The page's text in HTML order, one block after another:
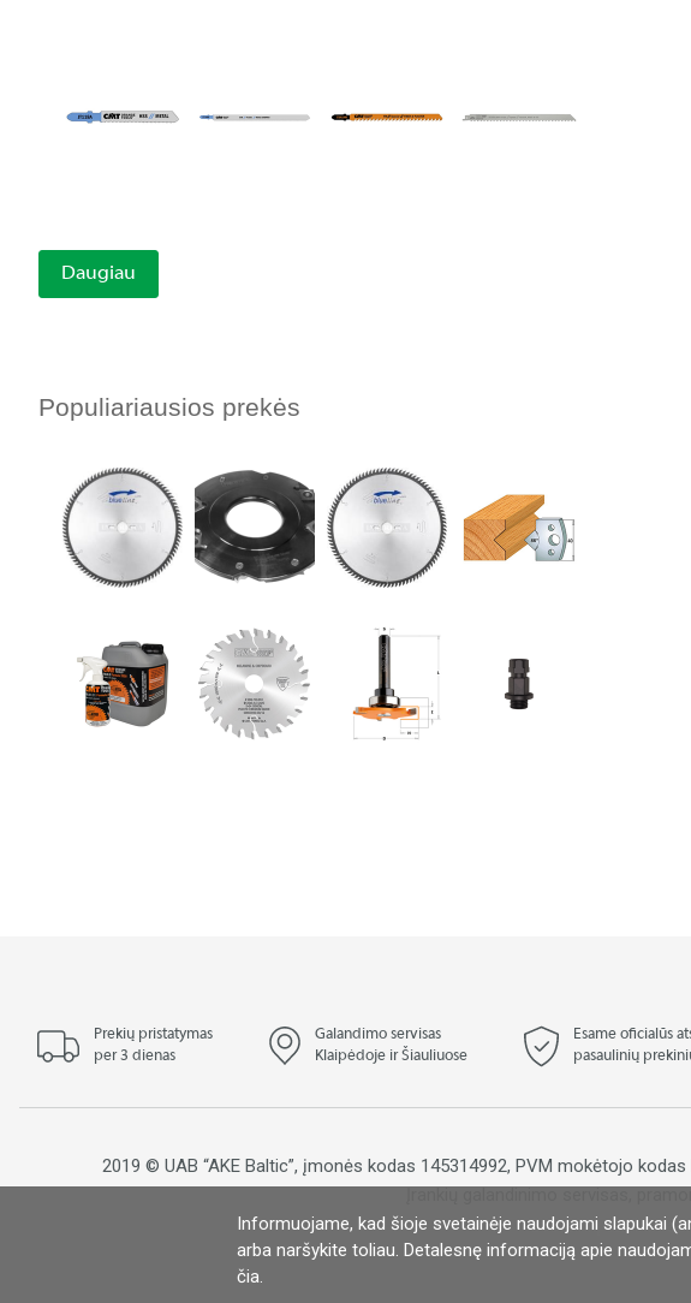
Informuojame, kad šioje svetainėje naudojami slapukai
arba naršykite toliau. Detalesnę informaciją apie
čia.
Daugiau
Populiariausios prekės
Prekių pristatymas
per 3 dienas
Galandimo servisas
Klaipėdoje ir Šiauliuose
Esame oficialūs
pasaulinių
2019 © UAB “AKE Baltic”, įmonės kodas 145314992, PVM mokėtojo
Svetainių